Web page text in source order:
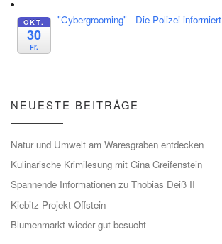
OKT.
30
Fr.
"Cybergrooming" - Die Polizei informiert
NEUESTE BEITRÄGE
Natur und Umwelt am Waresgraben entdecken
Kulinarische Krimilesung mit Gina Greifenstein
Spannende Informationen zu Thobias Deiß II
Kiebitz-Projekt Offstein
Blumenmarkt wieder gut besucht